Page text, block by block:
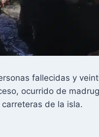
fallecidas y
ocurrido de
de la isla.